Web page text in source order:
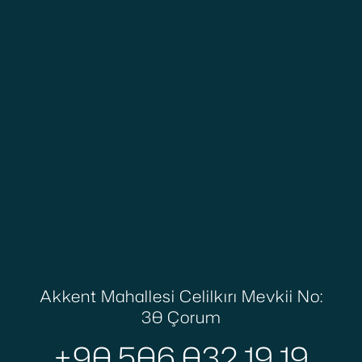
Akkent Mahallesi Celilkırı Mevkii No:
30 Çorum